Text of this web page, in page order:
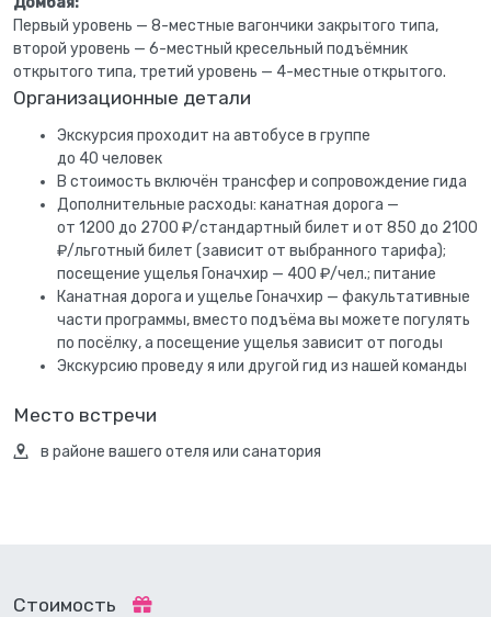
Первый уровень — 8-местные вагончики закрытого типа,
второй уровень — 6-местный кресельный подъёмник
открытого типа, третий уровень — 4-местные открытого.
Организационные детали
Экскурсия проходит на автобусе в группе
до 40 человек
В стоимость включён трансфер и сопровождение гида
Дополнительные расходы: канатная дорога —
от 1200 до 2700 ₽/стандартный билет и от 850 до 2100
₽/льготный билет (зависит от выбранного тарифа);
посещение ущелья Гоначхир — 400 ₽/чел.; питание
Канатная дорога и ущелье Гоначхир — факультативные
части программы, вместо подъёма вы можете погулять
по посёлку, а посещение ущелья зависит от погоды
Экскурсию проведу я или другой гид из нашей команды
Место встречи
в районе вашего отеля или санатория
Стоимость